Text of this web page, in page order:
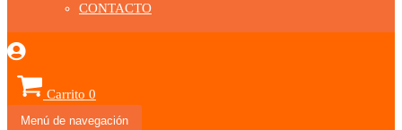
CONTACTO
Carrito 0
Menú de navegación